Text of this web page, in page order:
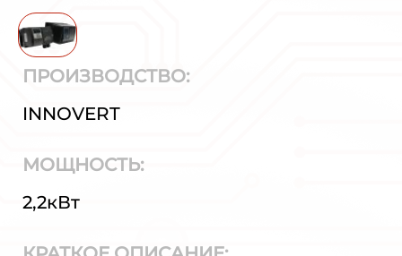
ПРОИЗВОДСТВО:
INNOVERT
МОЩНОСТЬ:
2,2кВт